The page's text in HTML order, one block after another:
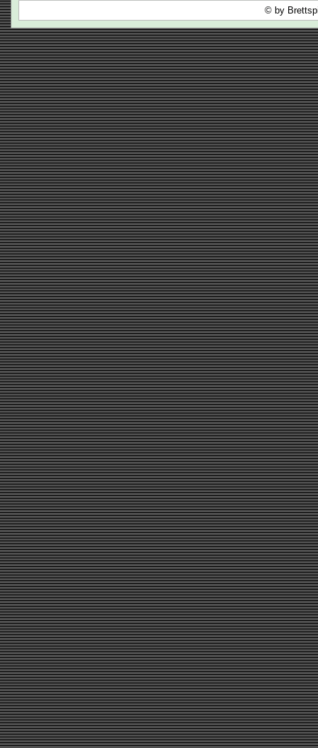
© by